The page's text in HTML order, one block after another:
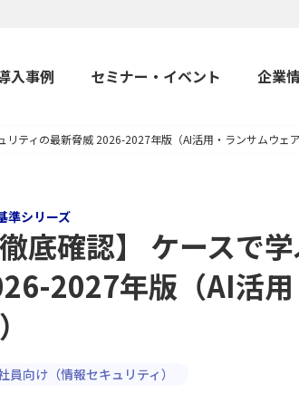
入事例 セミナー・イベント 企業
ティの最新脅威 2026-2027年版（AI活用・ランサムウェ
準シリーズ
底確認】 ケースで
2027年版（AI活
員向け（情報セキュリティ）